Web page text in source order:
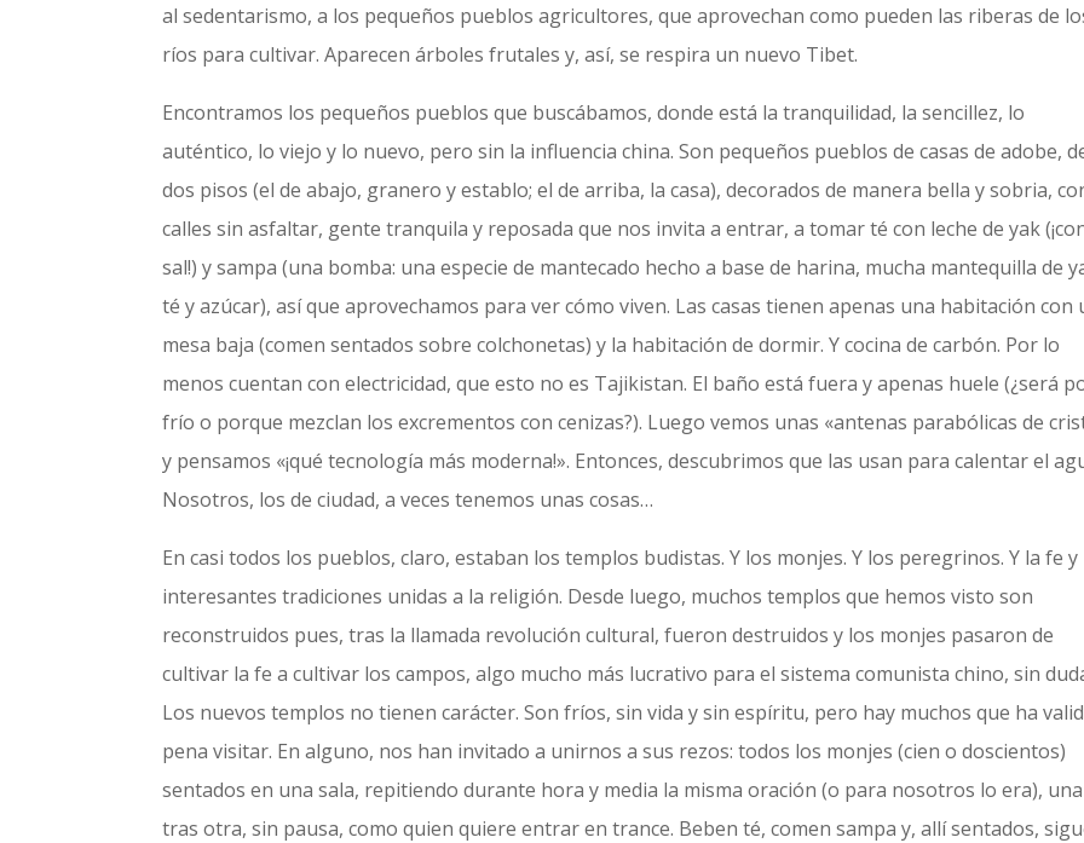
al sedentarismo, a los pequeños pueblos agricultores, que aprovechan como pueden las riberas de
ríos para cultivar. Aparecen árboles frutales y, así, se respira un nuevo Tibet.
Encontramos los pequeños pueblos que buscábamos, donde está la tranquilidad, la sencillez, lo
auténtico, lo viejo y lo nuevo, pero sin la influencia china. Son pequeños pueblos de casas de adobe,
dos pisos (el de abajo, granero y establo; el de arriba, la casa), decorados de manera bella y sobria,
calles sin asfaltar, gente tranquila y reposada que nos invita a entrar, a tomar té con leche de yak
sal!) y sampa (una bomba: una especie de mantecado hecho a base de harina, mucha mantequilla de
té y azúcar), así que aprovechamos para ver cómo viven. Las casas tienen apenas una habitación con
mesa baja (comen sentados sobre colchonetas) y la habitación de dormir. Y cocina de carbón. Por lo
menos cuentan con electricidad, que esto no es Tajikistan. El baño está fuera y apenas huele (¿será
frío o porque mezclan los excrementos con cenizas?). Luego vemos unas «antenas parabólicas de
y pensamos «¡qué tecnología más moderna!». Entonces, descubrimos que las usan para calentar el
Nosotros, los de ciudad, a veces tenemos unas cosas…
En casi todos los pueblos, claro, estaban los templos budistas. Y los monjes. Y los peregrinos. Y la fe y
interesantes tradiciones unidas a la religión. Desde luego, muchos templos que hemos visto son
reconstruidos pues, tras la llamada revolución cultural, fueron destruidos y los monjes pasaron de
cultivar la fe a cultivar los campos, algo mucho más lucrativo para el sistema comunista chino, sin
Los nuevos templos no tienen carácter. Son fríos, sin vida y sin espíritu, pero hay muchos que ha
pena visitar. En alguno, nos han invitado a unirnos a sus rezos: todos los monjes (cien o doscientos)
sentados en una sala, repitiendo durante hora y media la misma oración (o para nosotros lo era),
tras otra, sin pausa, como quien quiere entrar en trance. Beben té, comen sampa y, allí sentados,